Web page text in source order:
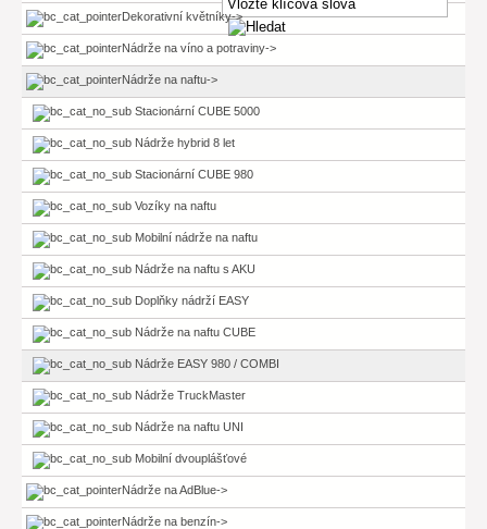
Dekorativní květníky->
Nádrže na víno a potraviny->
Nádrže na naftu->
Stacionární CUBE 5000
Nádrže hybrid 8 let
Stacionární CUBE 980
Vozíky na naftu
Mobilní nádrže na naftu
Nádrže na naftu s AKU
Doplňky nádrží EASY
Nádrže na naftu CUBE
Nádrže EASY 980 / COMBI
Nádrže TruckMaster
Nádrže na naftu UNI
Mobilní dvouplášťové
Nádrže na AdBlue->
Nádrže na benzín->